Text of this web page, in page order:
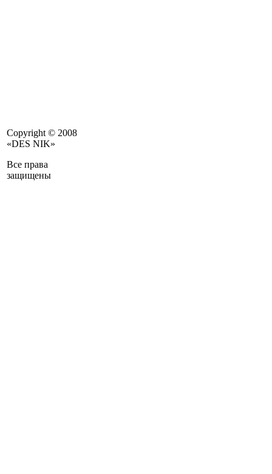
Copyright © 2008
«DES NIK»
Все права
защищены